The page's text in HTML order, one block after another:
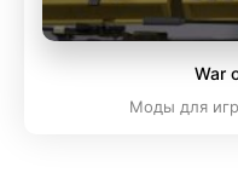
War
Моды для